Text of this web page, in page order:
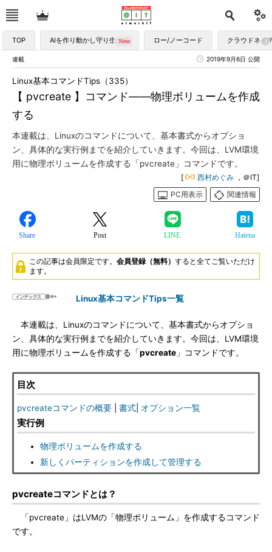
TOP AIを作り動かし守り生かす ロー/ノーコード クラウドネイ
連載 2019年9月6日 公開
【 pvcreate 】コマンド――物理ボリュームを作成
する
Linux基本コマンドTips（335）
本連載は、Linuxのコマンドについて、基本書式からオプショ
ン、具体的な実行例までを紹介していきます。今回は、LVM環境
用に物理ボリュームを作成する「pvcreate」コマンドです。
[ 西村めぐみ ，＠IT]
PC用表示
関連情報
Share Post LINE Hatena
この記事は会員限定です。 会員登録（無料） すると全てご覧いただけ
ます。
Linux基本コマンドTips一覧
本連載は、Linuxのコマンドについて、基本書式からオプショ
ン、具体的な実行例までを紹介していきます。今回は、LVM環境
用に物理ボリュームを作成する「pvcreate 」コマンドです。
目次
pvcreateコマンドの概要 書式 オプション一覧
実行例
物理ボリュームを作成する
新しくパーティションを作成して管理する
pvcreateコマンドとは？
「pvcreate」はLVMの「物理ボリューム」を作成するコマンド
です。